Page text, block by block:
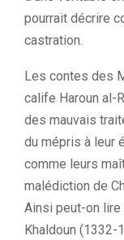
pourrait décrire
castration.
Les contes des
calife Haroun al-
des mauvais
du mépris à leur
comme leurs
malédiction de
Ainsi peut-on lire
Khaldoun (1332-